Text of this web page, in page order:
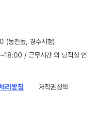
(동천동, 경주시청)
/ 근무시간 외 당직실 연
리방침
저작권정책